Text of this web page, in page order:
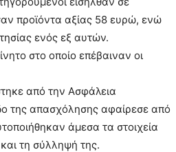
προϊόντα αξίας 58 ευρώ, ενώ
ενός εξ αυτών.
στο οποίο επέβαιναν οι
από την Ασφάλεια
της απασχόλησης αφαίρεσε από
άμεσα τα στοιχεία
τη σύλληψή της.